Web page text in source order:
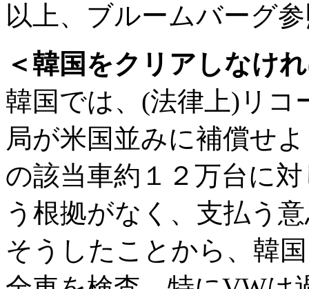
以上、ブルームバーグ
＜韓国をクリアしなけ
韓国では、(法律上)リ
局が米国並みに補償せ
の該当車約１２万台に
う根拠がなく、支払う
そうしたことから、韓